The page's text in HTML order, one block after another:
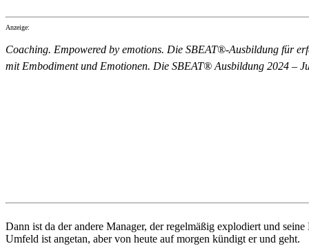
Anzeige:
Coaching. Empowered by emotions. Die SBEAT®-Ausbildung für
mit Embodiment und Emotionen. Die SBEAT® Ausbildung 2024 –
Dann ist da der andere Manager, der regelmäßig explodiert und
Umfeld ist angetan, aber von heute auf morgen kündigt er und geht.